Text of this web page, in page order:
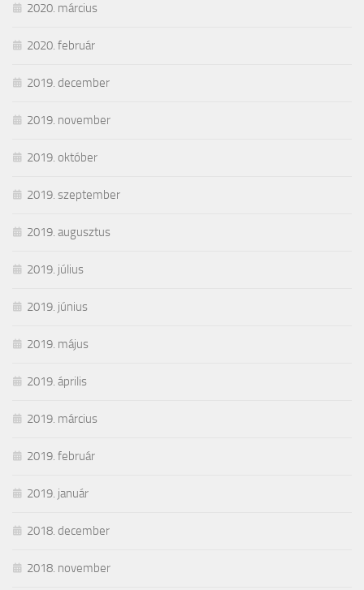
2020. március
2020. február
2019. december
2019. november
2019. október
2019. szeptember
2019. augusztus
2019. július
2019. június
2019. május
2019. április
2019. március
2019. február
2019. január
2018. december
2018. november